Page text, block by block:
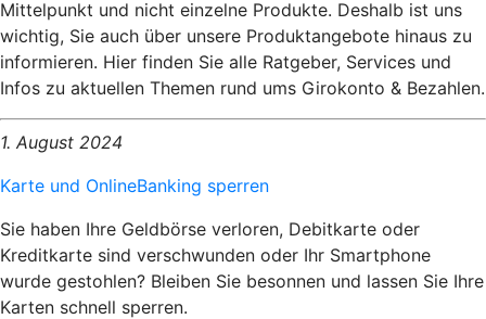
Mittelpunkt und nicht einzelne Produkte. Deshalb ist uns
wichtig, Sie auch über unsere Produktangebote hinaus zu
informieren. Hier finden Sie alle Ratgeber, Services und
Infos zu aktuellen Themen rund ums Girokonto & Bezahlen.
1. August 2024
Karte und OnlineBanking sperren
Sie haben Ihre Geldbörse verloren, Debitkarte oder
Kreditkarte sind verschwunden oder Ihr Smartphone
wurde gestohlen? Bleiben Sie besonnen und lassen Sie Ihre
Karten schnell sperren.